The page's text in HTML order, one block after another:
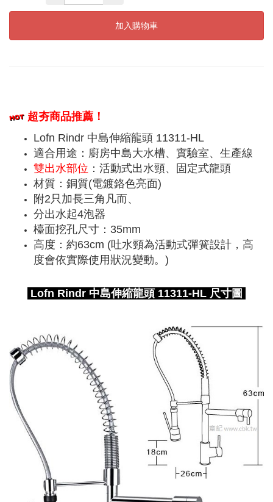
加入購物車
超夯商品推薦！
Lofn Rindr 中島伸縮龍頭 11311-HL
適合用途：廚房中島大水槽、實驗室、生產線
雙出水部位 ：活動式出水頸、固定式龍頭
材質：銅質(電鍍鉻色亮面)
附2只加長三角凡而、
分出水起4泡器
檯面挖孔尺寸：35mm
高度：約63cm (吐水頸為活動式彈簧設計，高
度會依實際使用狀況變動。)
Lofn Rindr 中島伸縮龍頭 11311-HL 尺寸圖